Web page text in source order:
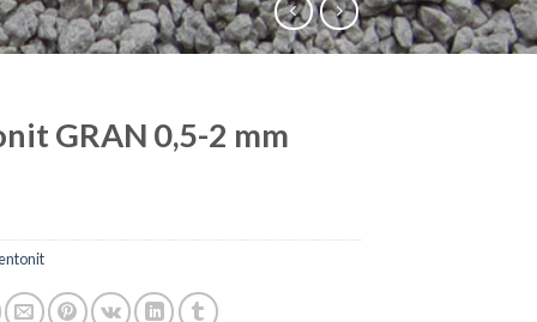
GRAN 0,5-2 mm